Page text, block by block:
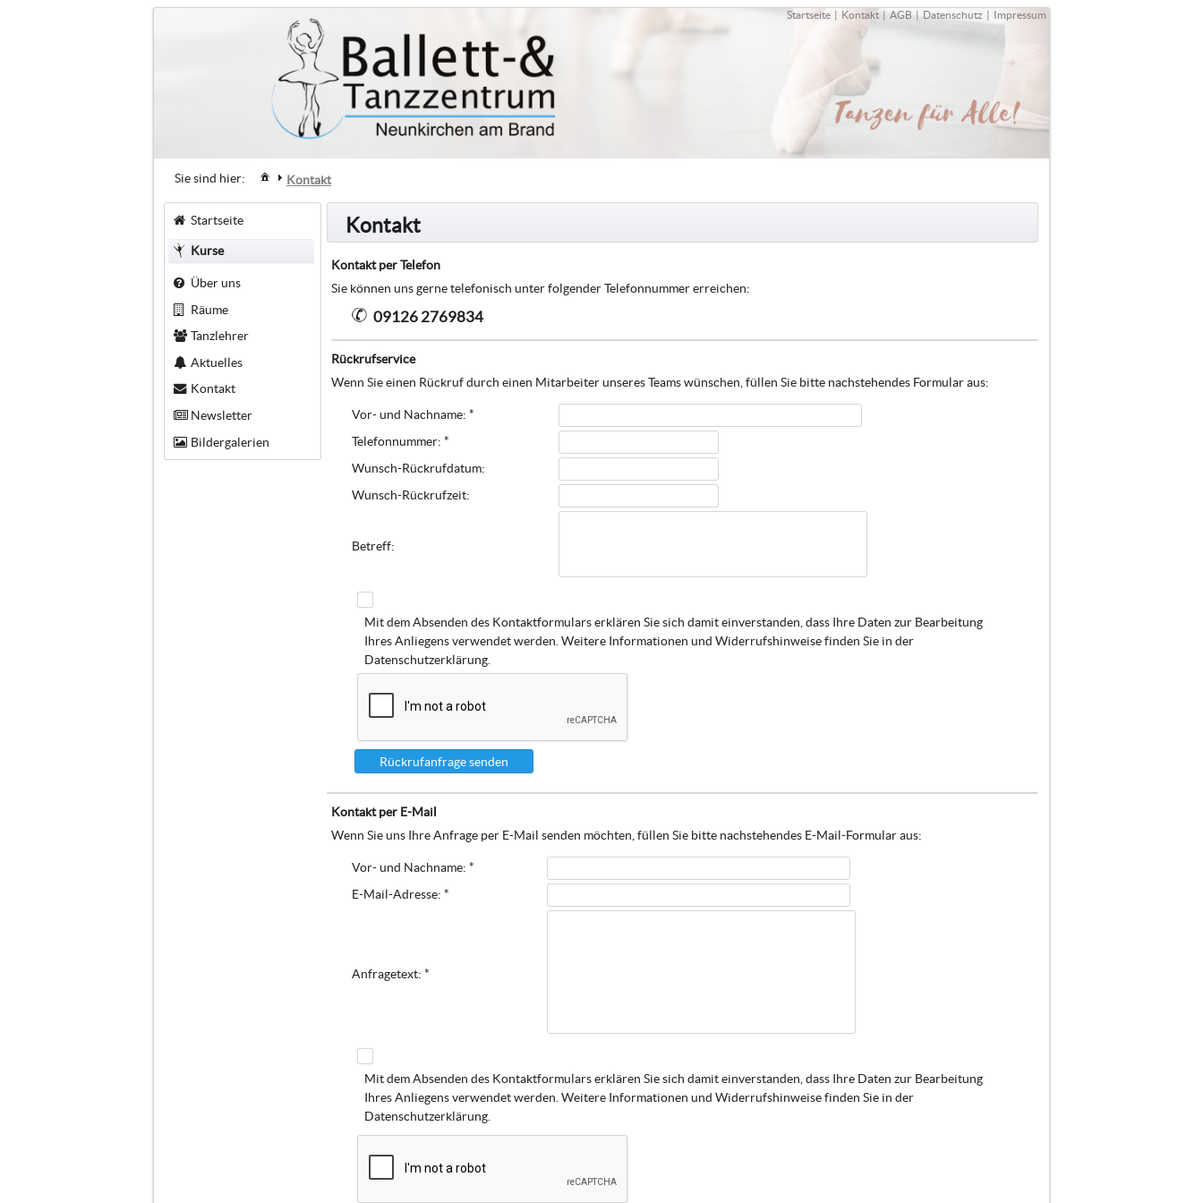
Startseite | Kontakt | AGB | Datenschutz | Impressum
Sie sind hier: Kontakt
Startseite
Kurse
Über uns
Räume
Tanzlehrer
Aktuelles
Kontakt
Newsletter
Bildergalerien
Kontakt
Kontakt per Telefon
Sie können uns gerne telefonisch unter folgender Telefonnummer erreichen:
09126 2769834
Rückrufservice
Wenn Sie einen Rückruf durch einen Mitarbeiter unseres Teams wünschen, füllen Sie bitte nachstehendes Formular aus:
Mit dem Absenden des Kontaktformulars erklären Sie sich damit einverstanden, dass Ihre Daten zur Bearbeitung
Ihres Anliegens verwendet werden. Weitere Informationen und Widerrufshinweise finden Sie in der
Datenschutzerklärung.
Rückrufanfrage senden
Vor- und Nachname: *
Telefonnummer: *
Wunsch-Rückrufdatum:
Wunsch-Rückrufzeit:
Betreff:
Kontakt per E-Mail
Wenn Sie uns Ihre Anfrage per E-Mail senden möchten, füllen Sie bitte nachstehendes E-Mail-Formular aus:
Mit dem Absenden des Kontaktformulars erklären Sie sich damit einverstanden, dass Ihre Daten zur Bearbeitung
Ihres Anliegens verwendet werden. Weitere Informationen und Widerrufshinweise finden Sie in der
Datenschutzerklärung.
Vor- und Nachname: *
E-Mail-Adresse: *
Anfragetext: *